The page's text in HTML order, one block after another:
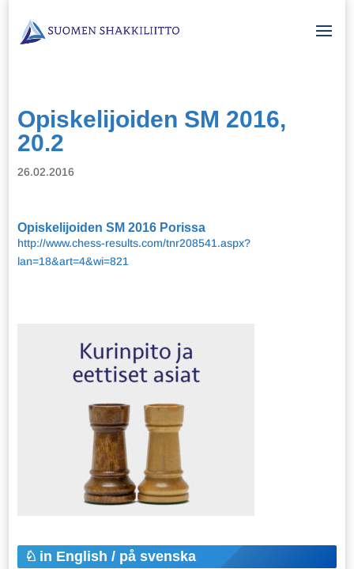
Opiskelijoiden SM 2016,
20.2
26.02.2016
Opiskelijoiden SM 2016 Porissa
http://www.chess-results.com/tnr208541.aspx?
lan=18&art=4&wi=821
in English / på svenska